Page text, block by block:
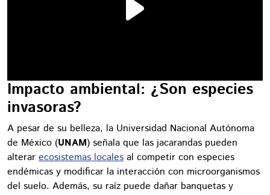
Impacto ambiental: ¿Son especies
invasoras?
A pesar de su belleza, la Universidad Nacional Autónoma
de México (UNAM) señala que las jacarandas pueden
alterar ecosistemas locales al competir con especies
endémicas y modificar la interacción con microorganismos
del suelo. Además, su raíz puede dañar banquetas y